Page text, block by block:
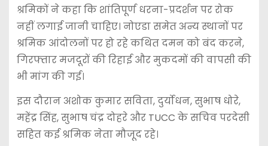
श्रमिकों ने कहा कि शांतिपूर्ण धरना-प्रदर्शन पर रोक
नहीं लगाई जानी चाहिए। नोएडा समेत अन्य स्थानों पर
श्रमिक आंदोलनों पर हो रहे कथित दमन को बंद करने,
गिरफ्तार मजदूरों की रिहाई और मुकदमों की वापसी की
भी मांग की गई।
इस दौरान अशोक कुमार सविता, दुर्योधन, सुभाष धोरे,
महेंद्र सिंह, सुभाष चंद्र दोहरे और TUCC के सचिव परदेसी
सहित कई श्रमिक नेता मौजूद रहे।